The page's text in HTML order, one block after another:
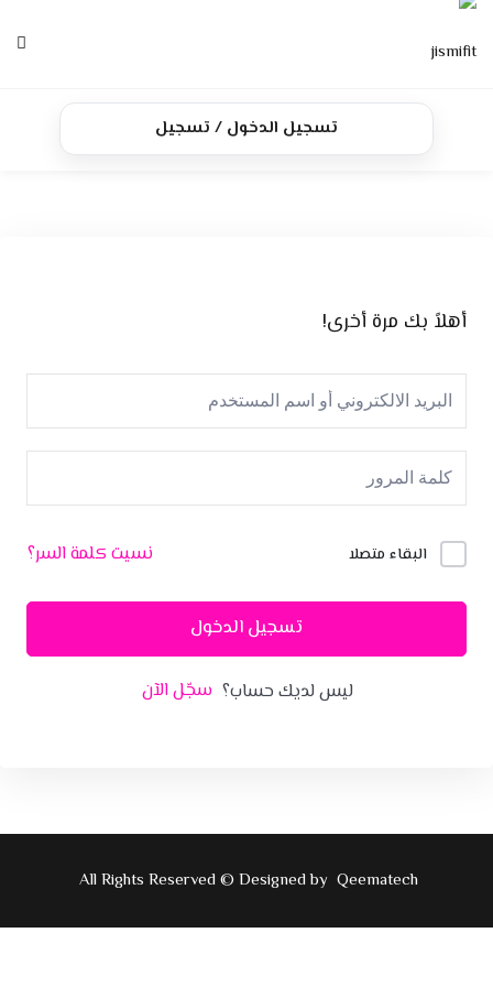
Skip
تسجيل الدخول / تسجيل
الرئيسية
أهلاً بك مرة أخرى!
البقاء متصلا نسيت كلمة السر؟
تسجيل الدخول
ليس لديك حساب؟ سجّل الآن
All Rights Reserved © Designed by Qeematech